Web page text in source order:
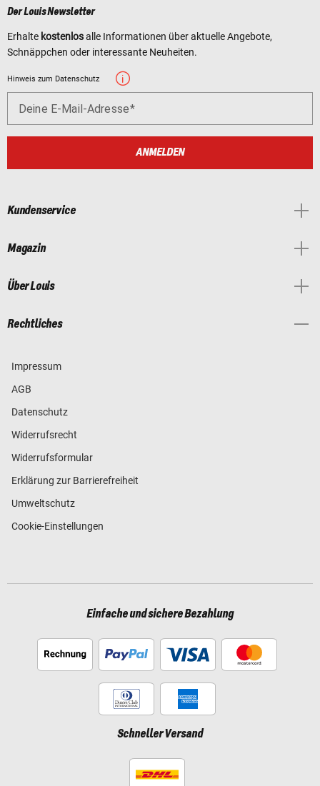
Der Louis Newsletter
Erhalte kostenlosalle Informationen über aktuelle Angebote,
Schnäppchen oder interessante Neuheiten.
Hinweis zum Datenschutz
Deine E-Mail-Adresse
ANMELDEN
Kundenservice
Magazin
Über Louis
Rechtliches
Impressum
AGB
Datenschutz
Widerrufsrecht
Widerrufsformular
Erklärung zur Barrierefreiheit
Umweltschutz
Cookie-Einstellungen
Einfache und sichere Bezahlung
Schneller Versand